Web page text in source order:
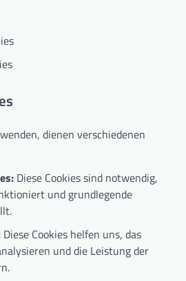
dienen verschiedenen
Diese Cookies sind notwendig,
und grundlegende
Diese Cookies helfen uns, das
und die Leistung der